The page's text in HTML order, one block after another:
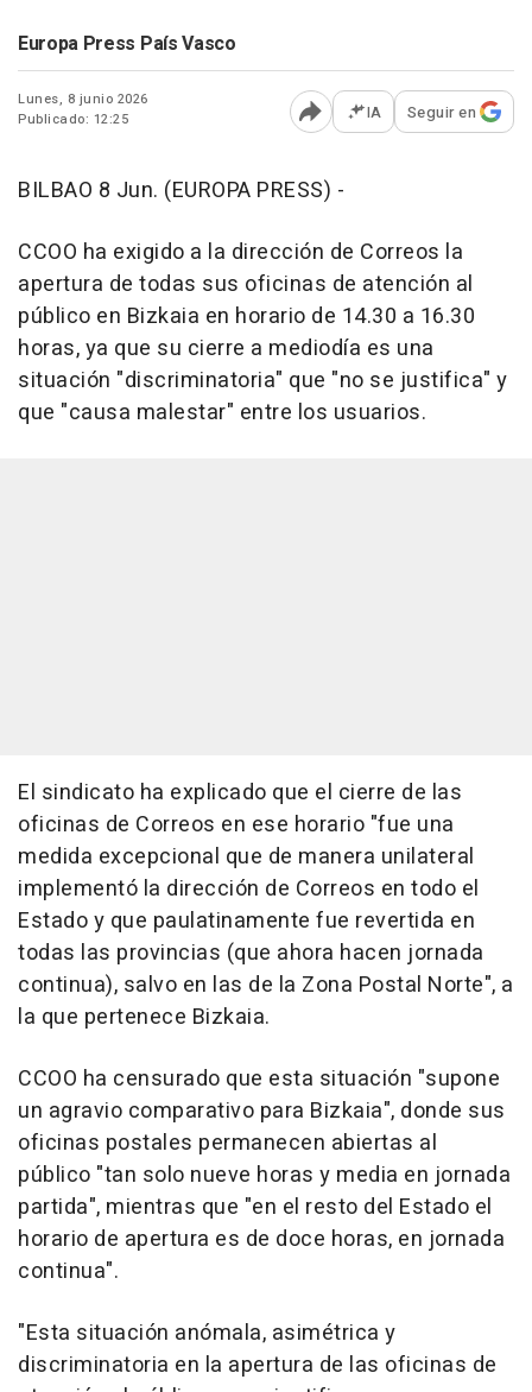
Europa Press País Vasco
Lunes, 8 junio 2026
Publicado: 12:25
Abrir opciones para
IA Seguir en
BILBAO 8 Jun. (EUROPA PRESS) -
CCOO ha exigido a la dirección de Correos la
apertura de todas sus oficinas de atención al
público en Bizkaia en horario de 14.30 a 16.30
horas, ya que su cierre a mediodía es una
situación "discriminatoria" que "no se justifica" y
que "causa malestar" entre los usuarios.
El sindicato ha explicado que el cierre de las
oficinas de Correos en ese horario "fue una
medida excepcional que de manera unilateral
implementó la dirección de Correos en todo el
Estado y que paulatinamente fue revertida en
todas las provincias (que ahora hacen jornada
continua), salvo en las de la Zona Postal Norte", a
la que pertenece Bizkaia.
CCOO ha censurado que esta situación "supone
un agravio comparativo para Bizkaia", donde sus
oficinas postales permanecen abiertas al
público "tan solo nueve horas y media en jornada
partida", mientras que "en el resto del Estado el
horario de apertura es de doce horas, en jornada
continua".
"Esta situación anómala, asimétrica y
discriminatoria en la apertura de las oficinas de